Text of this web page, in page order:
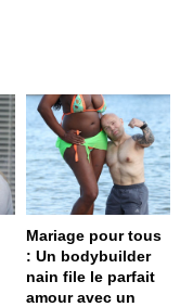
Mariage pour tous
: Un bodybuilder
nain file le parfait
amour avec un